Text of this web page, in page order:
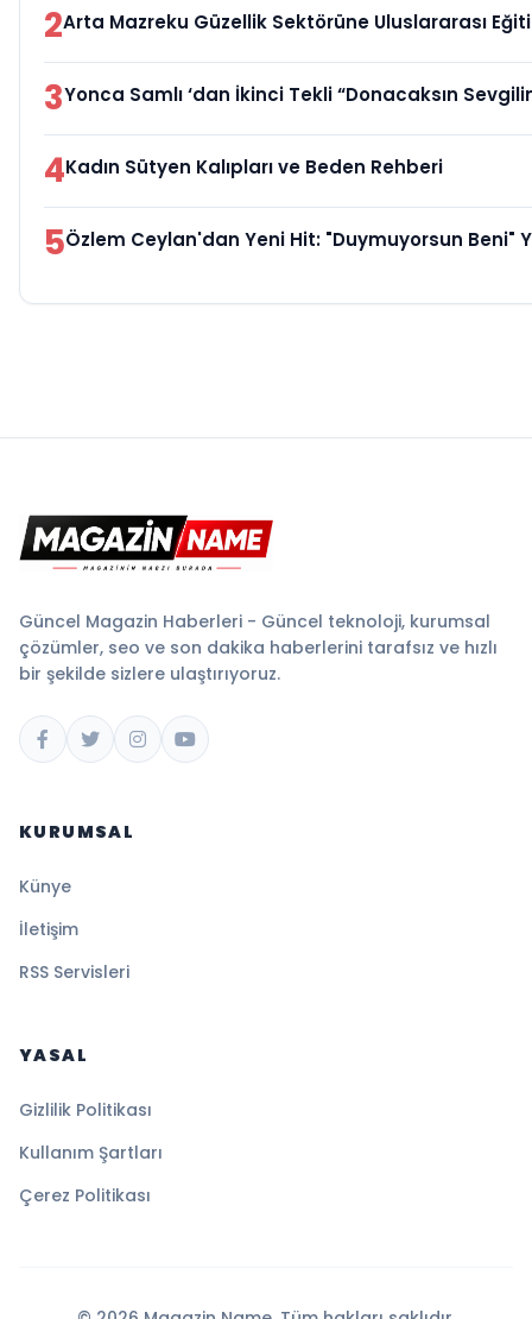
2Arta Mazreku Güzellik Sektörüne Uluslararası
3Yonca Samlı ‘dan İkinci Tekli “Donacaksın
4Kadın Sütyen Kalıpları ve Beden Rehberi
5Özlem Ceylan'dan Yeni Hit: "Duymuyorsun Beni"
Güncel Magazin Haberleri - Güncel teknoloji, kurumsal
çözümler, seo ve son dakika haberlerini tarafsız ve hızlı
bir şekilde sizlere ulaştırıyoruz.
KURUMSAL
Künye
İletişim
RSS Servisleri
YASAL
Gizlilik Politikası
Kullanım Şartları
Çerez Politikası